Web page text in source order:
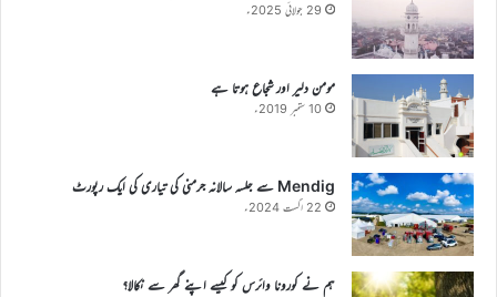
29 جولائی 2025ء
مومن دلیر اور شجاع ہوتا ہے
10 ستمبر 2019ء
Mendig سے جلسہ سالانہ جرمنی کی تیاری کی ایک رپورٹ
22 اگست 2024ء
ہم نے کورونا وائرس کو کیسے اپنے گھر سے نکالا؟